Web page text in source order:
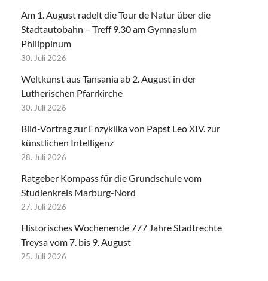
Am 1. August radelt die Tour de Natur über die
Stadtautobahn – Treff 9.30 am Gymnasium
Philippinum
30. Juli 2026
Weltkunst aus Tansania ab 2. August in der
Lutherischen Pfarrkirche
30. Juli 2026
Bild-Vortrag zur Enzyklika von Papst Leo XIV. zur
künstlichen Intelligenz
28. Juli 2026
Ratgeber Kompass für die Grundschule vom
Studienkreis Marburg-Nord
27. Juli 2026
Historisches Wochenende 777 Jahre Stadtrechte
Treysa vom 7. bis 9. August
25. Juli 2026